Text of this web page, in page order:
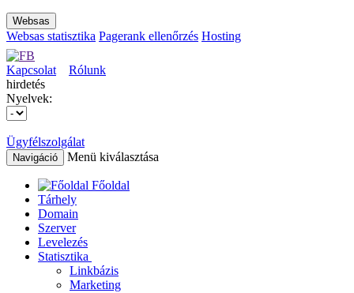
Websas
Websas statisztika Pagerank ellenőrzés Hosting
Kapcsolat
Rólunk
hirdetés
Nyelvek:
Ügyfélszolgálat
Navigáció Menü kiválasztása
Főoldal
Tárhely
Domain
Szerver
Levelezés
Statisztika
Linkbázis
Marketing